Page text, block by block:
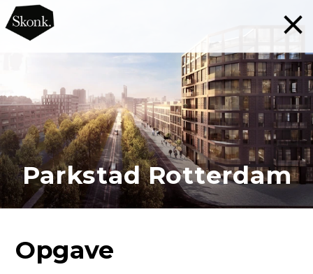
Parkstad Rotterdam
Opgave